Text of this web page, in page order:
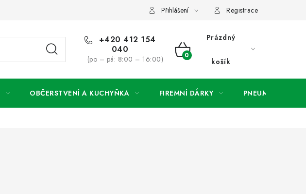
Podmínky ochrany osobních údajů O společnosti a
Přihlášení Registrace
+420 412 154
040
(po – pá: 8:00 – 16:00)
NÁKUPNÍ
KOŠÍK
Prázdný
košík
OBČERSTVENÍ A KUCHYŇKA FIREMNÍ DÁRKY PNEUMATIKY